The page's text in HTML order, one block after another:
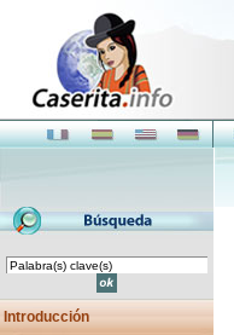
Introducción